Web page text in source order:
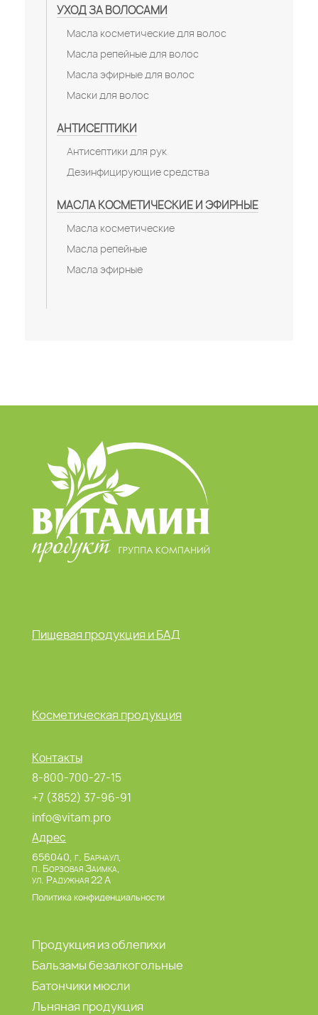
УХОД ЗА ВОЛОСАМИ
Масла косметические для волос
Масла репейные для волос
Масла эфирные для волос
Маски для волос
АНТИСЕПТИКИ
Антисептики для рук
Дезинфицирующие средства
МАСЛА КОСМЕТИЧЕСКИЕ И ЭФИРНЫЕ
Масла косметические
Масла репейные
Масла эфирные
Пищевая продукция и БАД
Косметическая продукция
Контакты
8-800-700-27-15
+7 (3852) 37-96-91
info@vitam.pro
Адрес
656040, г. Барнаул,
п. Борзовая Заимка,
ул. Радужная 22 А
Политика конфиденциальности
Продукция из облепихи
Бальзамы безалкогольные
Батончики мюсли
Льняная продукция